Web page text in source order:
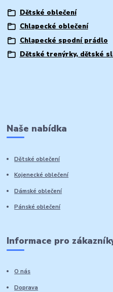
Dětské oblečení
Chlapecké oblečení
Chlapecké spodní prádlo
Dětské trenýrky, dětské
Naše nabídka
Dětské oblečení
Kojenecké oblečení
Dámské oblečení
Pánské oblečení
Informace pro
O nás
Doprava